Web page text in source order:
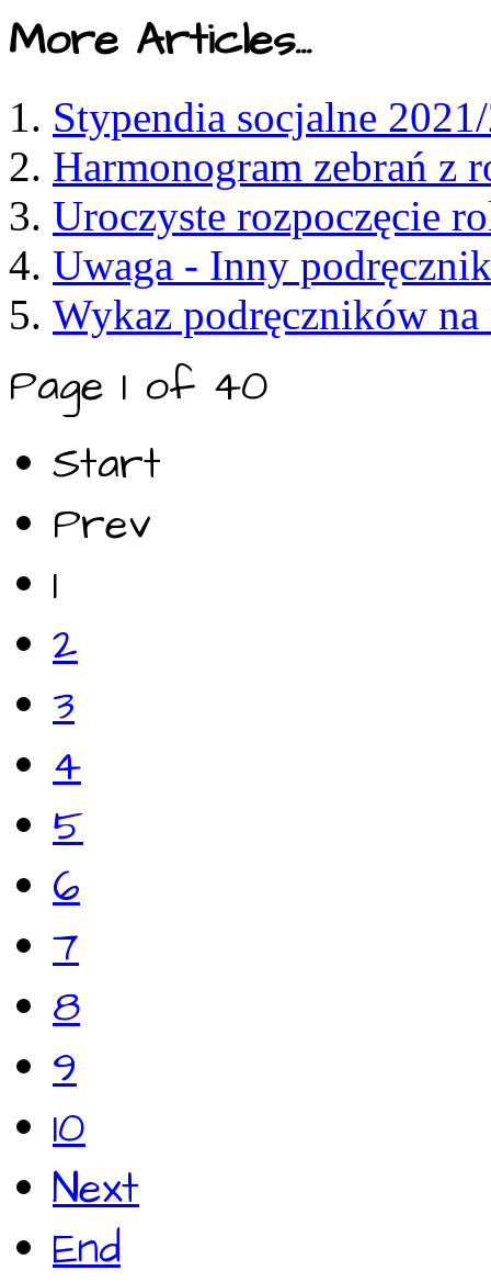
More Articles...
Stypendia socjalne
Harmonogram zebrań z
Uroczyste rozpoczęcie
Uwaga - Inny
Wykaz podręczników
Page 1 of 40
Start
Prev
1
2
3
4
5
6
7
8
9
10
Next
End